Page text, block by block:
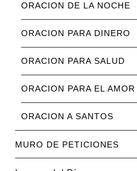
ORACION DE LA NOCHE
ORACION PARA DINERO
ORACION PARA SALUD
ORACION PARA EL AMOR
ORACION A SANTOS
MURO DE PETICIONES